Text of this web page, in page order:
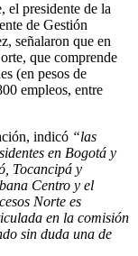
el presidente de la
de Gestión
señalaron que en
que comprende
(en pesos de
empleos, entre
indicó “las
en Bogotá y
Tocancipá y
Centro y el
Norte es
en la comisión
sin duda una de